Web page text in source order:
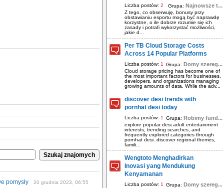
pomysły 20 grudnia 2023, 06:55
Liczba postów: 2 Grupa: Najnowsze t...
Z tego, co obserwuję, bonusy przy
obstawianiu esportu mogą być naprawdę
korzystne, o ile dobrze rozumie się ich
zasady i potrafi wykorzystać możliwości,
jakie d...
Per TB Cloud Storage Costs
Across 14 Popular Platforms
Liczba postów: 1 Grupa: Domy szereg...
Cloud storage pricing has become one of
the most important factors for businesses,
developers, and organizations managing
growing amounts of data. While the adv...
discover desi trends with
pornhat desi today
Liczba postów: 1 Grupa: Robimy fund...
explore popular desi adult entertainment
interests, trending searches, and
frequently explored categories through
pornhat desi. discover regional themes,
famili...
Wengtoto Menghadirkan
Inovasi yang Mendukung
Kenyamanan
Liczba postów: 1 Grupa: Domy szereg...